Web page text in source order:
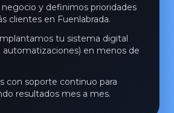
y definimos prioridades
clientes en Fuenlabrada.
tu sistema digital
automatizaciones) en menos de
con soporte continuo para
resultados mes a mes.